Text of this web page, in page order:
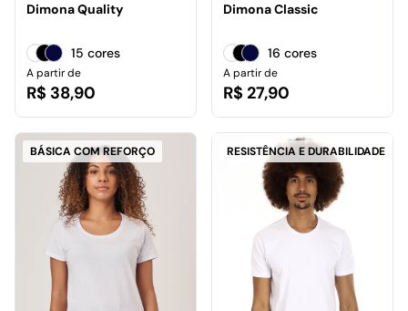
Dimona Quality
15 cores
A partir de
R$ 38,90
Dimona Classic
16 cores
A partir de
R$ 27,90
BÁSICA COM REFORÇO RESISTÊNCIA E DURABILIDADE